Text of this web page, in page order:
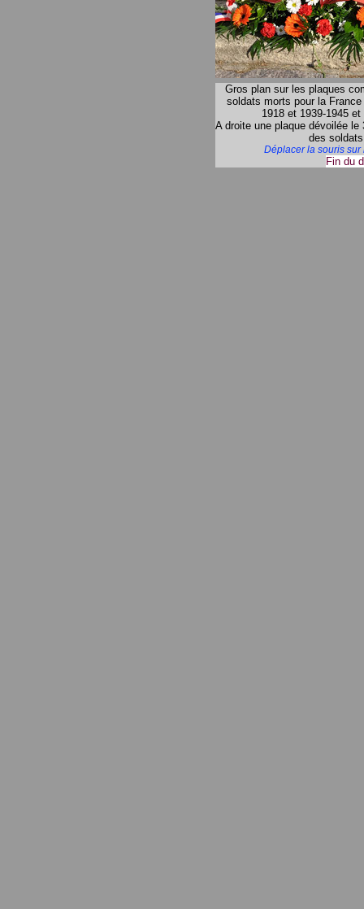
Gros plan sur les plaques
soldats morts pour la
1918 et 1939-1945 et
A droite une plaque dévoilée
des
Déplacer la souris
Fin du